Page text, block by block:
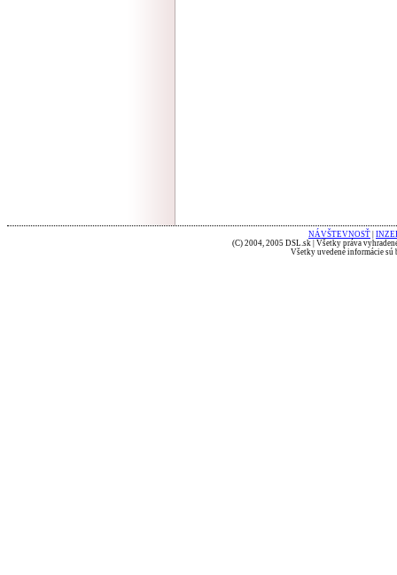
NÁVŠTEVNOSŤ
(C) 2004, 2005 DSL.sk | Všetky práva
Všetky uvedené informácie sú